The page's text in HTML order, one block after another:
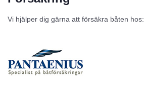
Vi hjälper dig gärna att försäkra båten hos: